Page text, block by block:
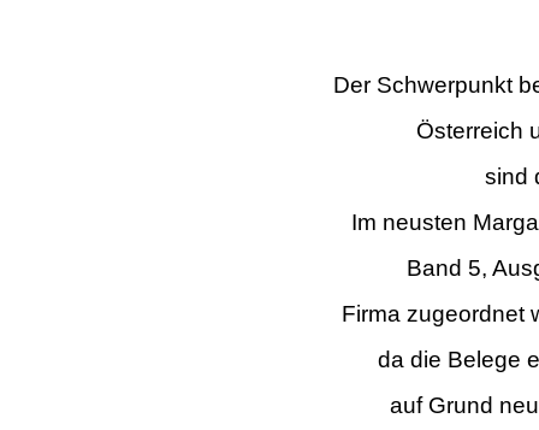
Der Schwerpunkt
Österreich
sind
Im neusten
Band 5,
Firma zugeordnet
da die Belege
auf Grund